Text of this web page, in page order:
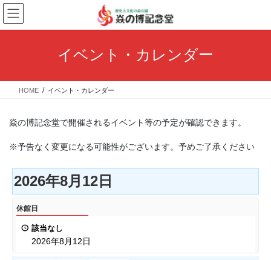
コ
ン
テ
ス
ナ
ビ
ゲ
ン
イベント・カレンダー
HOME イベント・カレンダー
焱の博記念堂で開催されるイベント等の予定が確認できます。
※予告なく変更になる可能性がございます。予めご了承ください
2026年8月12日
休
館
休館日
該当なし
2026年8月12日